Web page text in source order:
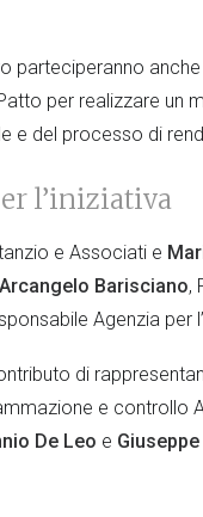
parteciperanno
per realizzare un
e del processo di
l’iniziativa
e Associati e
Arcangelo Barisciano,
Agenzia per
di
e controllo
De Leo e